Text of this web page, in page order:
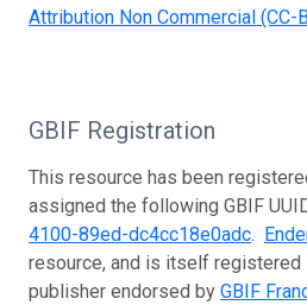
Attribution Non Commercial (CC-
GBIF Registration
This resource has been
assigned the following GBIF
4100-89ed-dc4cc18e0adc.
resource, and is itself registered
publisher endorsed by GBIF